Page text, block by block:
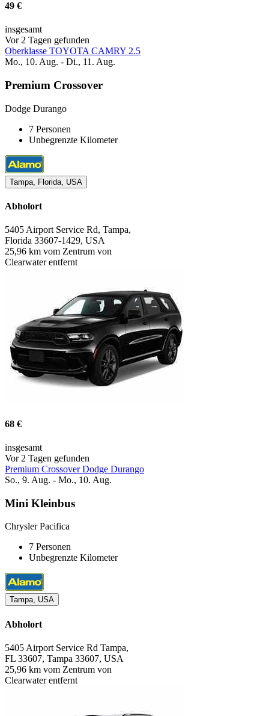
49 €
insgesamt
Vor 2 Tagen gefunden
Oberklasse TOYOTA CAMRY 2.5
Mo., 10. Aug. - Di., 11. Aug.
Premium Crossover
Dodge Durango
7 Personen
Unbegrenzte Kilometer
Tampa, Florida, USA
Abholort
5405 Airport Service Rd, Tampa,
Florida 33607-1429, USA
25,96 km vom Zentrum von
Clearwater entfernt
68 €
insgesamt
Vor 2 Tagen gefunden
Premium Crossover Dodge Durango
So., 9. Aug. - Mo., 10. Aug.
Mini Kleinbus
Chrysler Pacifica
7 Personen
Unbegrenzte Kilometer
Tampa, USA
Abholort
5405 Airport Service Rd Tampa,
FL 33607, Tampa 33607, USA
25,96 km vom Zentrum von
Clearwater entfernt